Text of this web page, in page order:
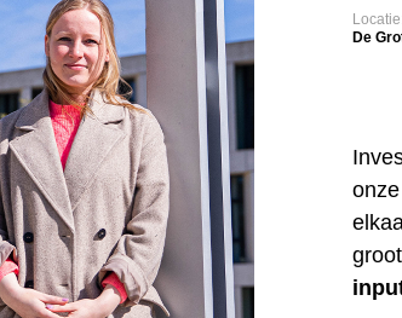
De
onze